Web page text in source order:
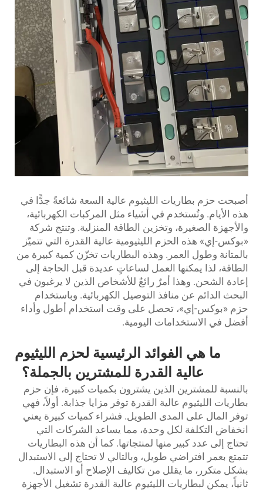
أصبحت حزم بطاريات الليثيوم عالية السعة شائعةً جدًّا في
هذه الأيام. وتُستخدم في أشياء مثل المركبات الكهربائية،
والأجهزة الصغيرة، وتخزين الطاقة المنزلية. وتنتج شركة
«بوكس-إي» هذه الحزم الليثيومية عالية القدرة التي تتميّز
بالمتانة وطول العمر. وهذه البطاريات تخزّن كمية كبيرة من
الطاقة، لذا يمكنها العمل لساعاتٍ عديدة قبل الحاجة إلى
إعادة الشحن. وهذا أمرٌ رائعٌ للأشخاص الذين لا يرغبون في
البحث الدائم عن منافذ التوصيل الكهربائية. وباستخدام
حزم «بوكس-إي»، تحصل على وقت استخدام أطول وأداء
أفضل في الاستخدامات اليومية.
ما هي الفوائد الرئيسية لحزم الليثيوم
عالية القدرة للمشترين بالجملة؟
بالنسبة للمشترين الذين يشترون بكميات كبيرة، فإن حزم
بطاريات الليثيوم عالية القدرة توفر مزايا جذابة. أولاً، فهي
توفر المال على المدى الطويل. فشراء كميات كبيرة يعني
انخفاض التكلفة لكل وحدة، مما يساعد الشركات التي
تحتاج إلى عدد كبير منها لمنتجاتها. كما أن هذه البطاريات
تتمتع بعمر افتراضي طويل، وبالتالي لا تحتاج إلى الاستبدال
بشكل متكرر، ما يقلل من تكاليف الإصلاح أو الاستبدال.
ثانياً، يمكن لبطاريات الليثيوم عالية القدرة تشغيل الأجهزة